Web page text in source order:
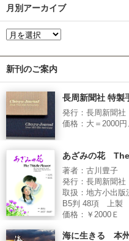
月別アーカイブ
新刊のご案内
長周新聞社 特製
発行：長周新聞社
価格：大＝2000円
あざみの花
著者：古川豊子
発行：長周新聞社
取扱：地方小出版
B5判 48項 上製
価格：￥2000Ｅ
海に生きる 本